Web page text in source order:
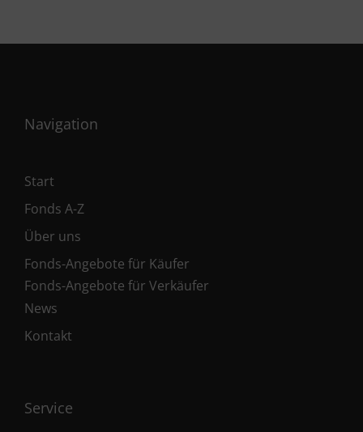
Navigation
Start
Fonds A-Z
Über uns
Fonds-Angebote für Käufer
Fonds-Angebote für Verkäufer
News
Kontakt
Service